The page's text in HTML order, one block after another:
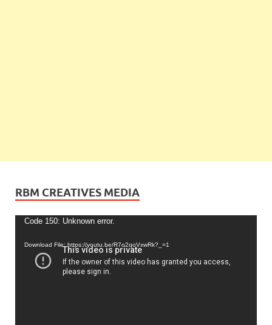
RBM CREATIVES MEDIA
Video
Code 150: Unknown error.
Download File: https://youtu.be/R7o2qoVxwRk?_=1